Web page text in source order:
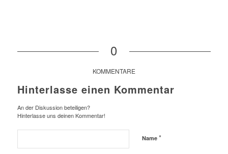
0
KOMMENTARE
Hinterlasse einen Kommentar
An der Diskussion beteiligen?
Hinterlasse uns deinen Kommentar!
Name *